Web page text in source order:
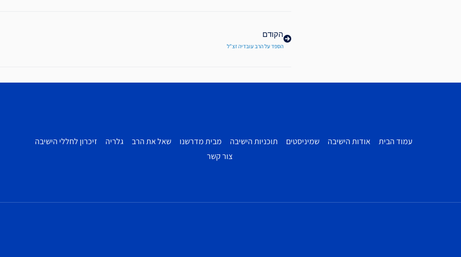
הקודם
הספד על הרב עובדיה זצ"ל
עמוד הבית אודות הישיבה שמיניסטים תוכניות הישיבה מבית מדרשנו שאל את הרב גלריה
זיכרון לחללי הישיבה
צור קשר